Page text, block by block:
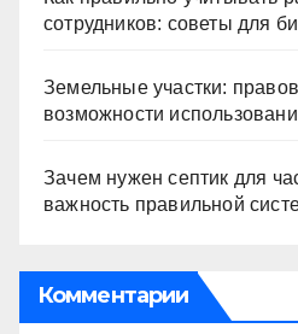
сотрудников: советы для
Земельные участки:
возможности
Зачем нужен септик для
важность правильной
Комментарии